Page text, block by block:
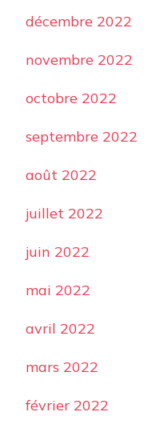
décembre 2022
novembre 2022
octobre 2022
septembre 2022
août 2022
juillet 2022
juin 2022
mai 2022
avril 2022
mars 2022
février 2022